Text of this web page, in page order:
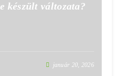
készült változata?
január 20, 2026